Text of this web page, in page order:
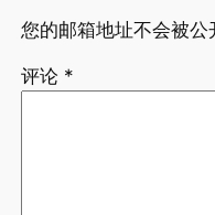
您的邮箱地址不会被公
评论 *